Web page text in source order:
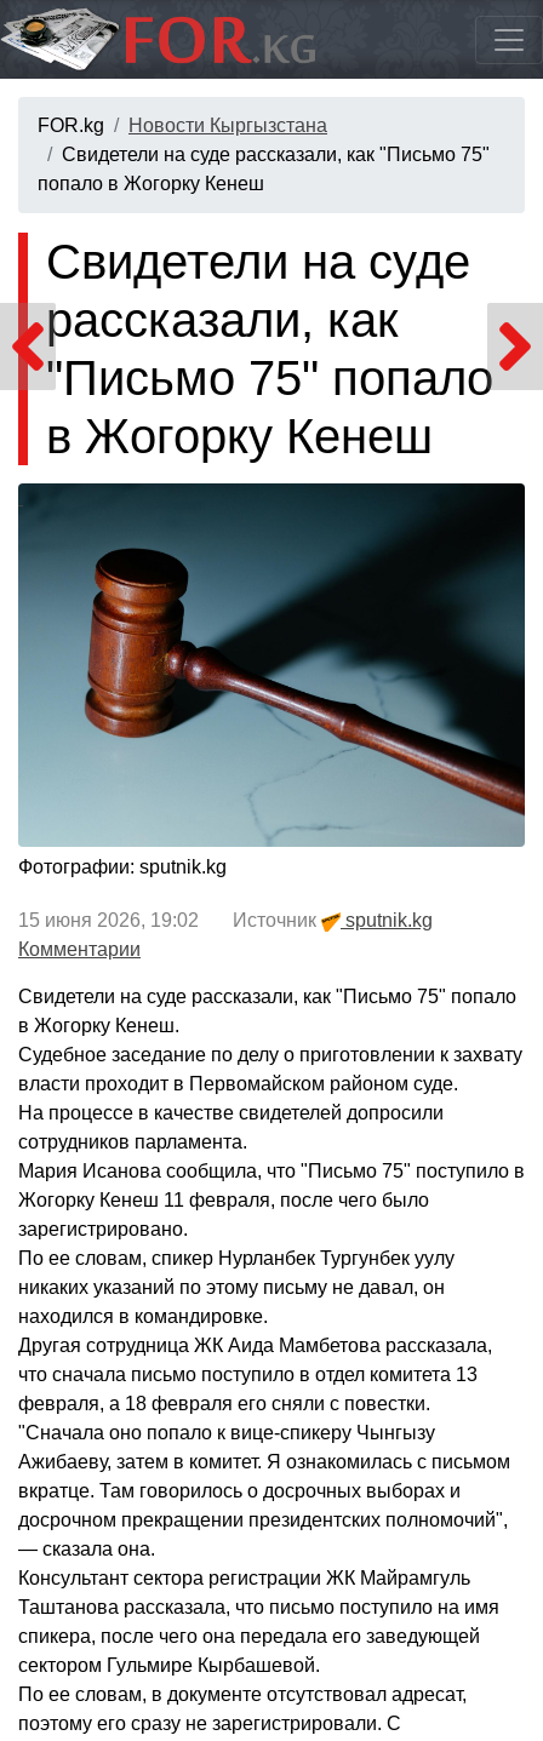
FOR.kg
Новости Кыргызстана
Свидетели на суде рассказали, как "Письмо 75"
попало в Жогорку Кенеш
Свидетели на суде
рассказали, как
"Письмо 75" попало
в Жогорку Кенеш
Фотографии: sputnik.kg
15 июня 2026, 19:02 Источник
sputnik.kg
Комментарии
Свидетели на суде рассказали, как "Письмо 75" попало
в Жогорку Кенеш.
Судебное заседание по делу о приготовлении к захвату
власти проходит в Первомайском районом суде.
На процессе в качестве свидетелей допросили
сотрудников парламента.
Мария Исанова сообщила, что "Письмо 75" поступило в
Жогорку Кенеш 11 февраля, после чего было
зарегистрировано.
По ее словам, спикер Нурланбек Тургунбек уулу
никаких указаний по этому письму не давал, он
находился в командировке.
Другая сотрудница ЖК Аида Мамбетова рассказала,
что сначала письмо поступило в отдел комитета 13
февраля, а 18 февраля его сняли с повестки.
"Сначала оно попало к вице-спикеру Чынгызу
Ажибаеву, затем в комитет. Я ознакомилась с письмом
вкратце. Там говорилось о досрочных выборах и
досрочном прекращении президентских полномочий",
— сказала она.
Консультант сектора регистрации ЖК Майрамгуль
Таштанова рассказала, что письмо поступило на имя
спикера, после чего она передала его заведующей
сектором Гульмире Кырбашевой.
По ее словам, в документе отсутствовал адресат,
поэтому его сразу не зарегистрировали. С